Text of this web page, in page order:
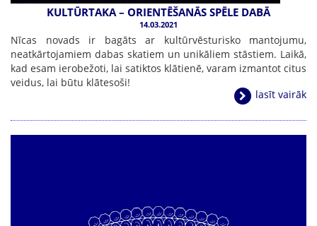
KULTŪRTAKA – ORIENTĒŠANĀS SPĒLE DABĀ
14.03.2021
Nīcas novads ir bagāts ar kultūrvēsturisko mantojumu,
neatkārtojamiem dabas skatiem un unikāliem stāstiem. Laikā,
kad esam ierobežoti, lai satiktos klātienē, varam izmantot citus
veidus, lai būtu klātesoši!
lasīt vairāk